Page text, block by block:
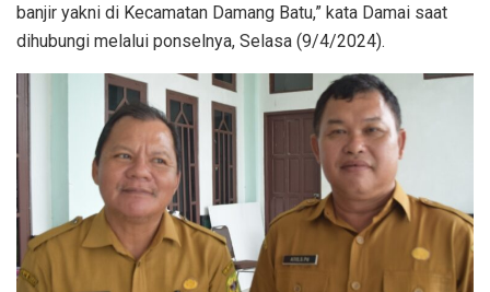
banjir yakni di Kecamatan Damang Batu,” kata Damai saat
dihubungi melalui ponselnya, Selasa (9/4/2024).